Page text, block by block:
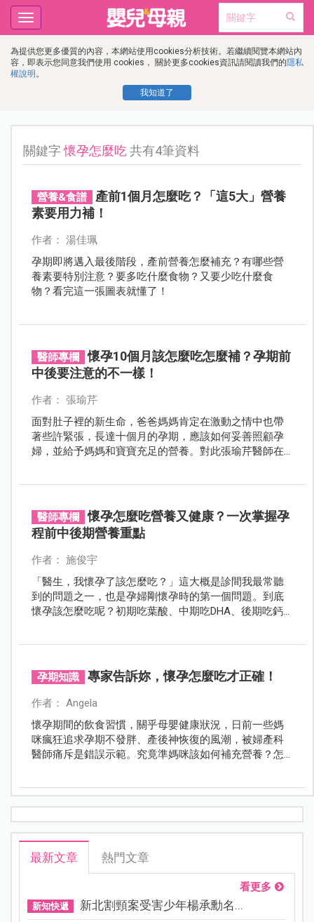
為提供您更多優質的內容，本網站使用cookies分析技術。若繼續閱覽本網站內
容，即表示您同意我們使用 cookies， 關於更多cookies資訊請閱讀我們的隱私
權說明 。
我知道了
Toggle
navigation
關鍵字懷孕怎麼吃共有4筆資料
營養&食譜
產前1個月怎麼吃？「這5大」營養
素要用力補！
作者： 湯佳珮
孕期即將邁入最後階段，產前營養怎麼補充？有哪些營
養素要特別注意？要多吃什麼食物？又要少吃什麼食
物？看完這一張圖表就懂了！
醫師專欄
懷孕10個月該怎麼吃怎麼補？孕期前
中後要注意的不一樣！
作者： 張瑜芹
面對肚子裡的新生命，爸爸媽媽肯定在激動之情中也帶
著些許緊張，長達十個月的孕期，應該如何妥善照顧孕
婦，並給予媽媽和寶寶充足的營養。對此張瑜芹醫師在
醫師專欄
懷孕怎麼吃營養又健康？一次掌握孕
程前中後期營養重點
作者： 施俊宇
「醫生，我懷孕了該怎麼吃？」這大概是診間我最常聽
到的問題之一，也是孕婦剛懷孕時的第一個問題。到底
懷孕該怎麼吃呢？初期吃葉酸、中期吃DHA、後期吃鈣
來補充就沒問題囉！
孕期知識 專家告訴妳，懷孕怎麼吃才正確！
作者： Angela
懷孕期間的飲食習慣，關乎母嬰健康狀況，日前一些媽
咪瘋狂追求孕期不發胖、產後神恢復的風潮，被婦產科
醫師痛斥是錯誤示範。究竟準媽咪該如何補充營養？怎
最新文章 熱門文章
看更多
新知快遞 新北割頸案受害少年楊承勳名...